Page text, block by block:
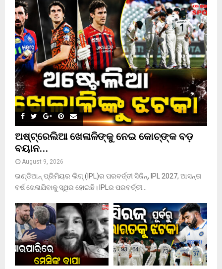
h
f
o
r
:
A
R
C
H
ଅଷ୍ଟ୍ରେଲିଆ ଖେଳାଳିଙ୍କୁ ନେଇ କୋଚ୍‌ଙ୍କ ବଡ଼
ବୟାନ…
August 9, 2026
ଇଣ୍ଡିଆନ୍ ପ୍ରିମିୟର ଲିଗ୍ (IPL)ର ପରବର୍ତ୍ତୀ ସିଜିନ୍, IPL 2027, ଆସନ୍ତା
ବର୍ଷ ଖେଳାଯିବାକୁ ସ୍ଥିର ହୋଇଛି। IPLର ପରବର୍ତ୍ତୀ...